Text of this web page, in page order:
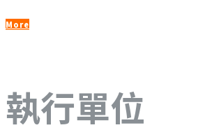
More
執行單位